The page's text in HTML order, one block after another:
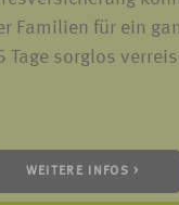
Familien für ein
Tage sorglos
WEITERE INFOS >